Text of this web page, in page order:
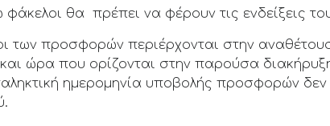
θα πρέπει να φέρουν τις ενδείξεις
των προσφορών περιέρχονται στην
ώρα που ορίζονται στην παρούσα
ημερομηνία υποβολής προσφορών